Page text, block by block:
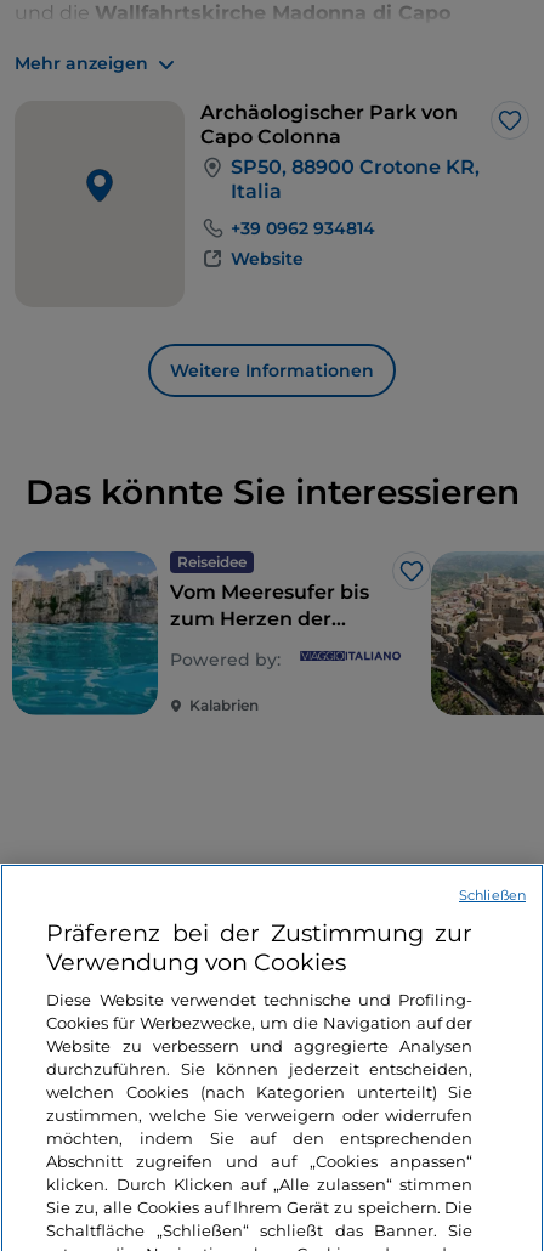
und die Wallfahrtskirche Madonna di Capo
Spuren von Aeneas nachzeichnen und die heilige
Atmosphäre des Ortes einatmen. Am Abend kehren
die Besucher zum Hafen von Crotone zurück und
beenden ihre Reise mit einer Fülle unvergesslicher
Erinnerungen.
Mehr anzeigen
Archäologischer Park von
Capo Colonna
SP50, 88900 Crotone KR,
Italia
+39 0962 934814
Website
Weitere Informationen
Das könnte Sie interessieren
Reiseidee
Like
Vom Meeresufer bis
zum Herzen der
Berge: Kalabrien,
Hüter der Zeit
Powered by:
Kalabrien
Informationen über die Seite
Nützliche Links
Login
Bleiben wir in Kontakt
Präferenz bei der Zustimmung zur
Verwendung von Cookies
Diese Website verwendet technische und Profiling-
Cookies für Werbezwecke, um die Navigation auf der
Website zu verbessern und aggregierte Analysen
durchzuführen. Sie können jederzeit entscheiden,
welchen Cookies (nach Kategorien unterteilt) Sie
zustimmen, welche Sie verweigern oder widerrufen
möchten, indem Sie auf den entsprechenden
Abschnitt zugreifen und auf „Cookies anpassen“
klicken. Durch Klicken auf „Alle zulassen“ stimmen
Sie zu, alle Cookies auf Ihrem Gerät zu speichern. Die
Schaltfläche „Schließen“ schließt das Banner. Sie
Schließen